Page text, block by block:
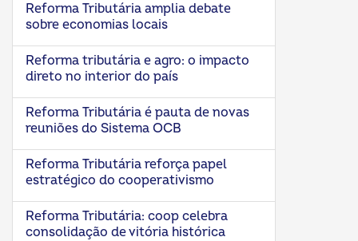
Reforma Tributária amplia debate
sobre economias locais
Reforma tributária e agro: o impacto
direto no interior do país
Reforma Tributária é pauta de novas
reuniões do Sistema OCB
Reforma Tributária reforça papel
estratégico do cooperativismo
Reforma Tributária: coop celebra
consolidação de vitória histórica